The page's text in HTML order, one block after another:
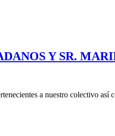
Y SR.
a nuestro colectivo